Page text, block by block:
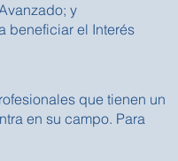
y
beneficiar el Interés
que tienen un
en su campo. Para